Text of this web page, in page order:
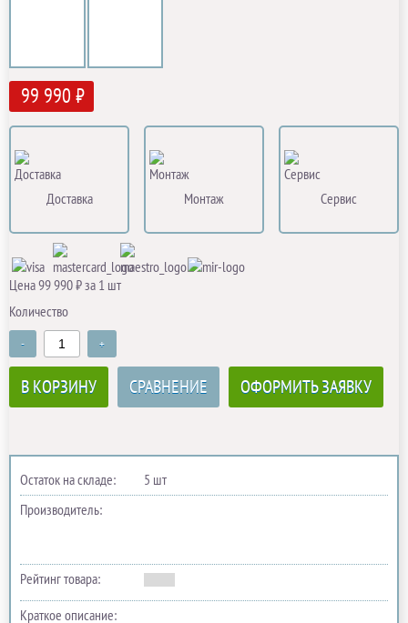
99 990 ₽
Доставка Монтаж Сервис
Цена 99 990 ₽ за 1 шт
Количество
- +
В КОРЗИНУ СРАВНЕНИЕ ОФОРМИТЬ ЗАЯВКУ
Остаток на складе:
5 шт
Производитель:
Рейтинг товара:
Краткое описание: